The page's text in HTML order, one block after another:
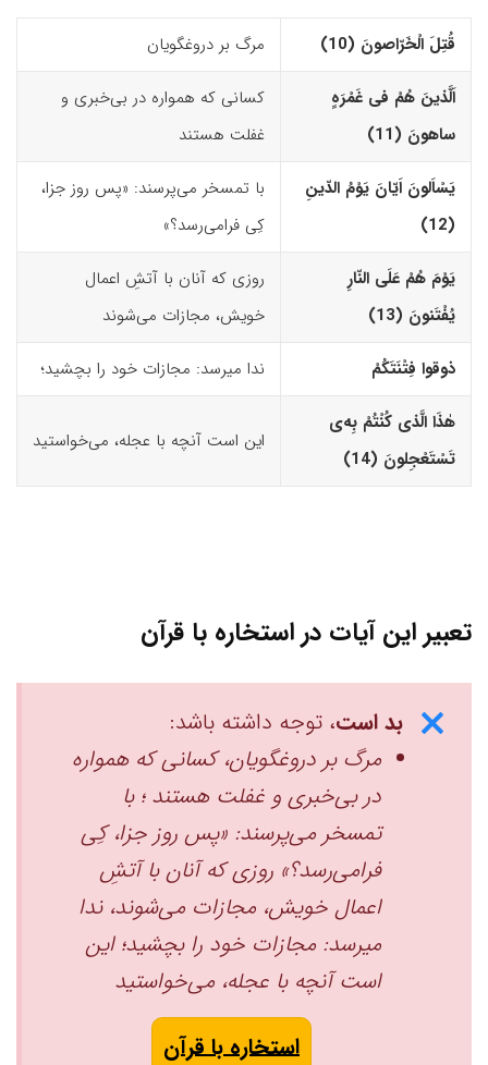
قُتِلَ الْخَرّاصونَ (10)‏ مرگ بر دروغگویان
اَلَّذینَ هُمْ فى غَمْرَهٍ
ساهونَ (11)‏
کسانی که همواره در بی‌خبری و
غفلت هستند
یَسْاَلونَ اَیّانَ یَوْمُ الدّینِ
(12)‏
با تمسخر می‌پرسند: «پس روز جزا،
کِی فرامی‌رسد؟»
یَوْمَ هُمْ عَلَى النّارِ
یُفْتَنونَ (13)‏
روزی که آنان با آتشِ اعمال
خویش، مجازات می‌شوند
ذوقوا فِتْنَتَکُمْ ندا می­رسد: مجازات خود را بچشید؛
هٰذَا الَّذى کُنْتُمْ بِه‌ى
تَسْتَعْجِلونَ (14)‏
این است آنچه با عجله، می‌خواستید
تعبیر این آیات در استخاره با قرآن
بد است، توجه داشته باشد:
مرگ بر دروغگویان، کسانی که همواره
در بی‌خبری و غفلت هستند ‏؛ با
تمسخر می‌پرسند: «پس روز جزا، کِی
فرامی‌رسد؟» ‏روزی که آنان با آتشِ
اعمال خویش، مجازات می‌شوند، ‏ندا
میرسد: مجازات خود را بچشید؛ ‌این
است آنچه با عجله، می‌خواستید ‏
استخاره با قرآن